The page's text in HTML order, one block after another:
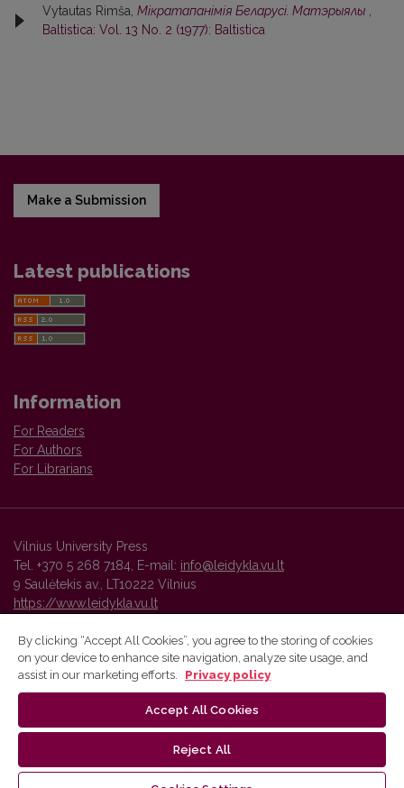
Vytautas Rimša, Мiкратапанiмiя Беларусi. Матэрыялы
Baltistica: Vol. 13 No. 2 (1977): Baltistica
Make a Submission
Latest publications
Information
For Readers
For Authors
For Librarians
Vilnius University Press
Tel. +370 5 268 7184, E-mail: info@leidykla.vu.lt
9 Saulėtekis av., LT10222 Vilnius
https://www.leidykla.vu.lt
Vilnius University Press platform and metadata are distributed by
By clicking “Accept All Cookies”, you agree to the storing of cookies
on your device to enhance site navigation, analyze site usage, and
assist in our marketing efforts.
Privacy policy
Accept All Cookies
Reject All